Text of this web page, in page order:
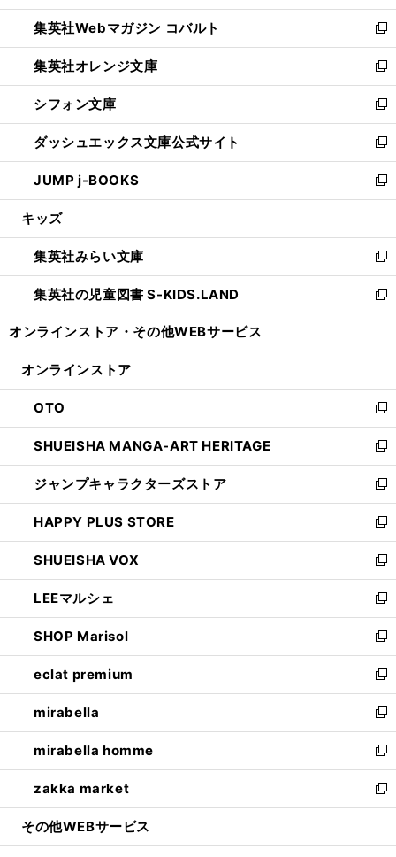
開
く
ウ
で
開
く
ン
ド
ウ
で
開
く
ウ
ィ
ン
ド
ウ
で
開
く
集英社Webマガジン コバルト
新
し
い
ウ
ィ
ン
ド
ウ
で
開
集英社オレンジ文庫
新
し
い
ウ
ィ
ン
ド
ウ
開
く
シフォン文庫
新
し
い
ウ
ィ
ン
ウ
で
開
く
ダッシュエックス文庫公式サイト
新
し
い
ウ
ン
ド
ウ
で
JUMP j-BOOKS
新
し
ウ
ィ
ン
ド
開
キッズ
集英社みらい文庫
新
し
い
ン
ウ
で
開
く
集英社の児童図書 S-KIDS.LAND
新
ウ
ン
ド
ウ
で
開
く
オンラインストア・ その他WEBサービス
オンラインストア
OTO
新
し
い
ウ
ィ
ン
ド
ウ
で
開
く
SHUEISHA MANGA-ART HERITAGE
新
し
い
ウ
ィ
ン
ド
ウ
で
開
く
ジャンプキャラクターズストア
新
し
い
ウ
ィ
ン
ド
ウ
で
開
く
HAPPY PLUS STORE
新
し
い
ウ
ィ
ン
ド
ウ
で
開
く
SHUEISHA VOX
新
し
い
ウ
ィ
ン
ド
ウ
で
開
く
LEEマルシェ
新
し
い
ウ
ィ
ン
ド
ウ
で
開
く
SHOP Marisol
新
し
い
ウ
ィ
ン
ド
ウ
で
開
eclat premium
新
し
い
ウ
ィ
ン
ド
ウ
開
mirabella
新
し
い
ウ
ィ
ン
ウ
mirabella homme
新
し
い
ウ
ン
zakka market
新
し
ウ
その他WEBサービス